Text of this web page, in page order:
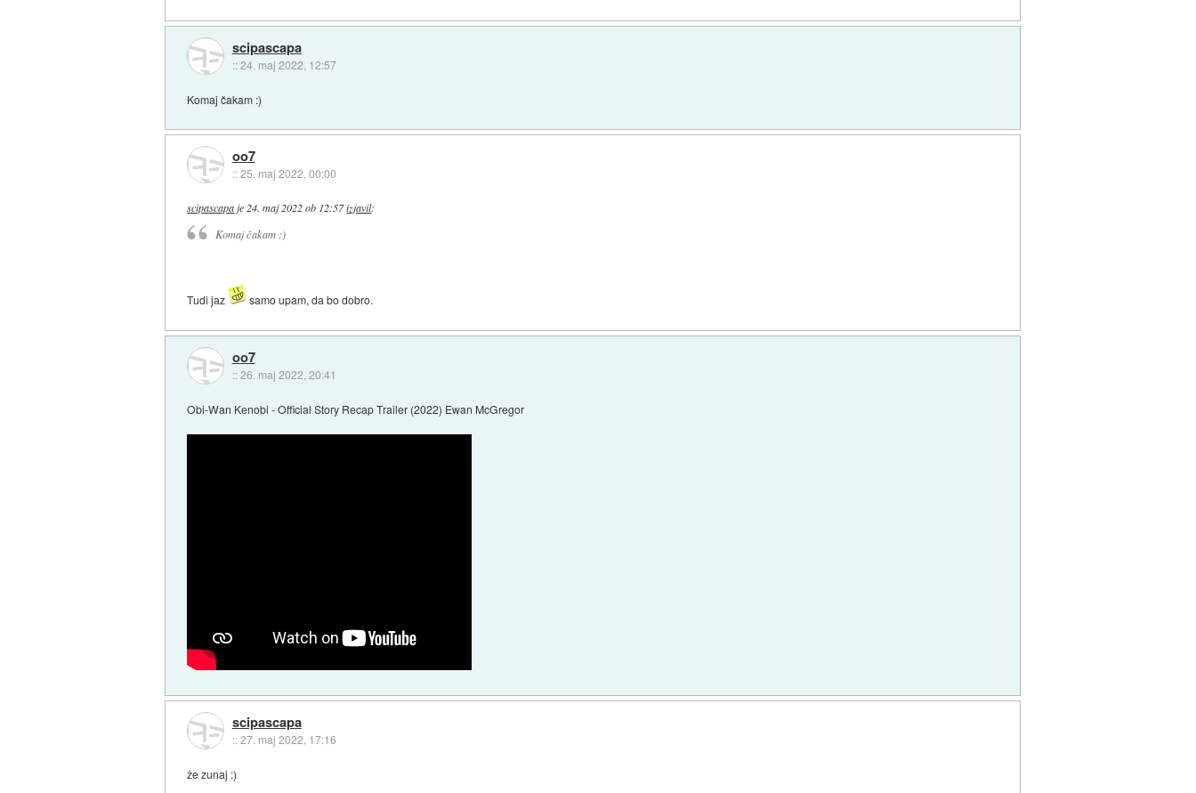
scipascapa
::24. maj 2022, 12:57
Komaj čakam :)
oo7
::25. maj 2022, 00:00
scipascapa je 24. maj 2022 ob 12:57izjavil:
Komaj čakam :)
Tudi jaz samo upam, da bo dobro.
oo7
::26. maj 2022, 20:41
Obi-Wan Kenobi - Official Story Recap Trailer (2022) Ewan McGregor
scipascapa
::27. maj 2022, 17:16
že zunaj :)